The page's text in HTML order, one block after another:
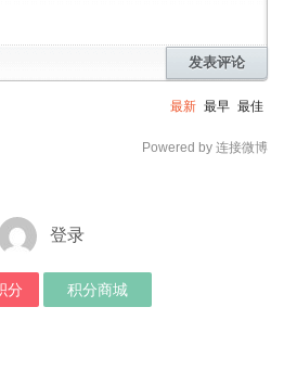
发表评论
最新 最早 最佳
Powered by 连接微博
登录
分 积分商城